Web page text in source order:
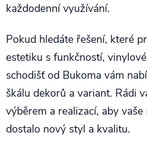
každodenní využívání.
Pokud hledáte řešení, které
estetiku s funkčností,
schodišť od Bukoma vám
škálu dekorů a variant. Rádi
výběrem a realizací, aby vaše
dostalo nový styl a kvalitu.